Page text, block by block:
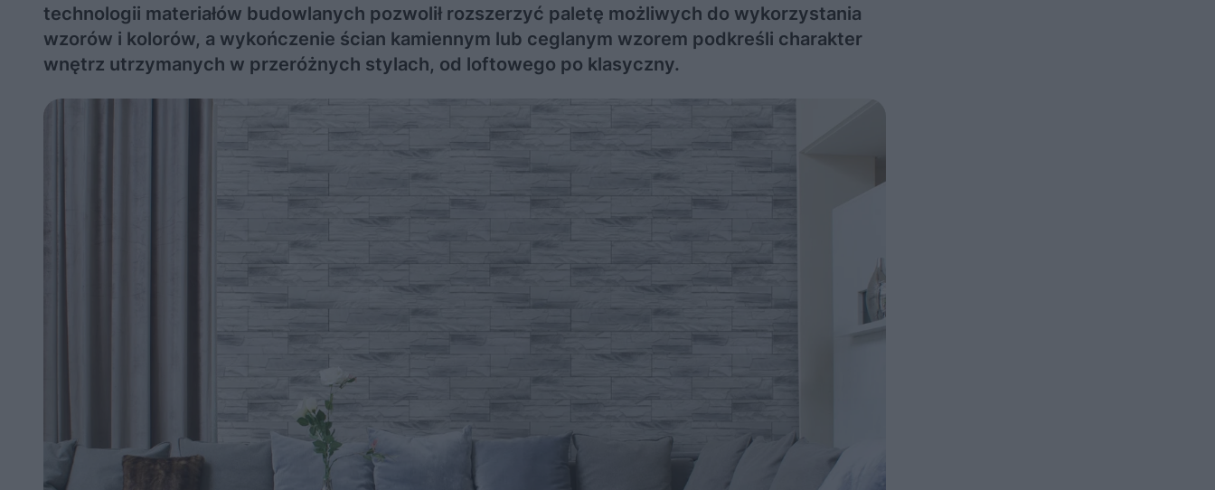
technologii materiałów budowlanych pozwolił rozszerzyć paletę możliwych do wykorzystania
wzorów i kolorów, a wykończenie ścian kamiennym lub ceglanym wzorem podkreśli charakter
wnętrz utrzymanych w przeróżnych stylach, od loftowego po klasyczny.